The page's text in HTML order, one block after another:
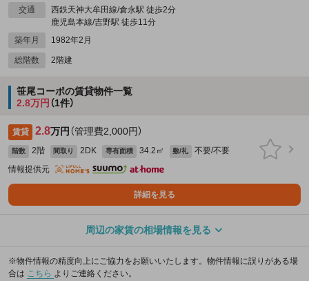
交通
西鉄天神大牟田線/倉永駅 徒歩2分
鹿児島本線/吉野駅 徒歩11分
築年月
1982年2月
総階数 2階建
笹尾コーポの賃貸物件一覧
2.8万円（1件）
賃貸 2.8万円（管理費2,000円）
階数 2階 間取り 2DK 専有面積 34.2㎡ 敷/礼
不要/不要
情報提供元
詳細を見る
周辺の家賃の相場情報を見る
※物件情報の精度向上にご協力をお願いいたします。物件情報に誤りがある場
合は こちら よりご連絡ください。